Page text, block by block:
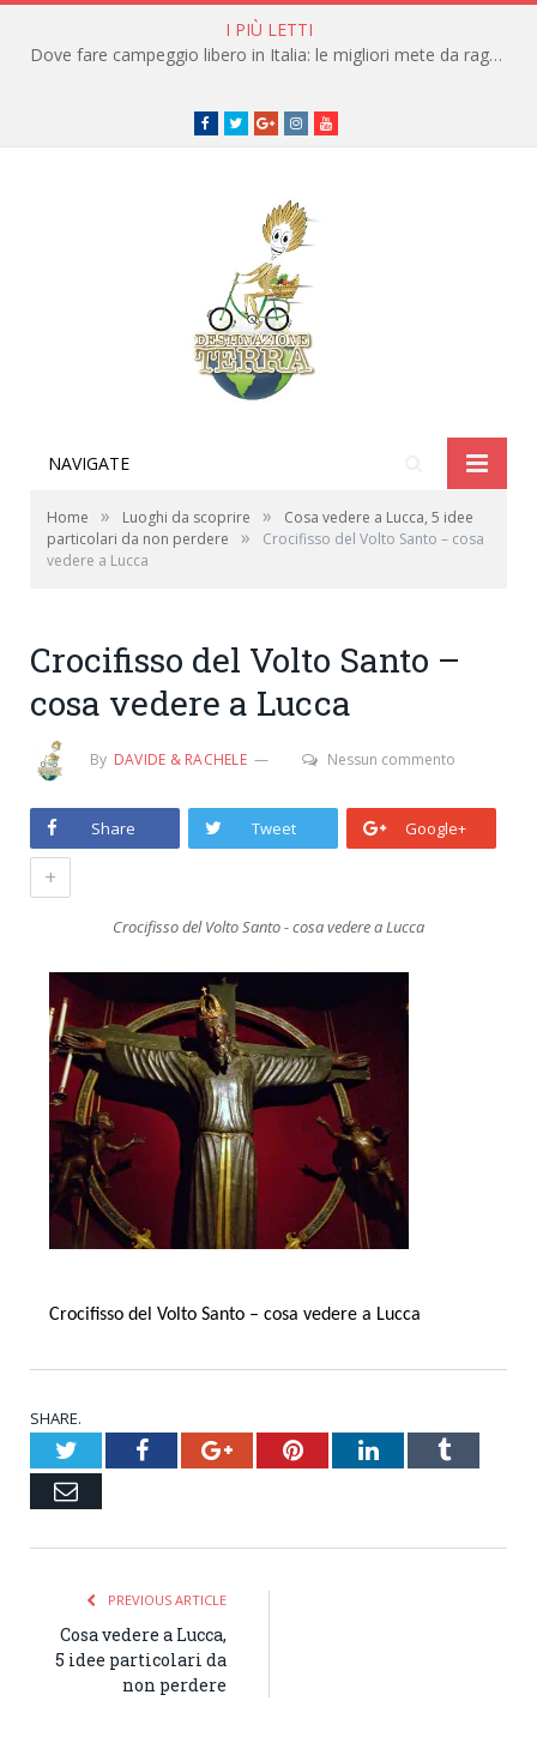
I PIÙ LETTI
Dove fare campeggio libero in Italia: le migliori mete da raggiungere in traghetto
Facebook
TwitterGoogle+instagramyoutube
NAVIGATE
Home » Luoghi da scoprire »
Cosa vedere a Lucca, 5 idee
particolari da non perdere
»
Crocifisso del Volto Santo – cosa
vedere a Lucca
Crocifisso del Volto Santo –
cosa vedere a Lucca
By DAVIDE & RACHELE Nessun commento
Share Tweet Google+
+
Crocifisso del Volto Santo - cosa vedere a Lucca
Crocifisso del Volto Santo – cosa vedere a Lucca
SHARE.
TwitterFacebookGoogle+PinterestLinkedInTumblr
Email
PREVIOUS ARTICLE
Cosa vedere a Lucca,
5 idee particolari da
non perdere